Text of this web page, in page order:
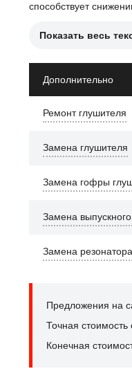
способствует
Причины замены
Появление
Физическое
После замены
Показать весь
Дополнительно
Ремонт глушителя
Замена глушителя
Замена гофры
Замена
Замена резонатора
Предложения на
Точная стоимость
Конечная